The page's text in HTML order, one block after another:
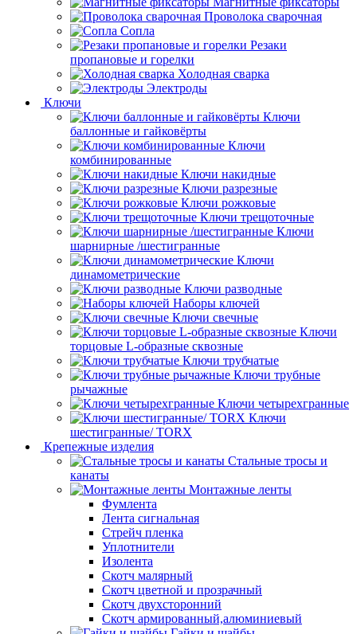
Проволока сварочная
Сопла
Резаки
пропановые и горелки
Холодная сварка
Электроды
Ключи
Ключи
баллонные и гайковёрты
Ключи
комбинированные
Ключи накидные
Ключи разрезные
Ключи рожковые
Ключи трещоточные
Ключи
шарнирные /шестигранные
Ключи
динамометрические
Ключи разводные
Наборы ключей
Ключи свечные
Ключи
торцовые L-образные сквозные
Ключи трубчатые
Ключи трубные
рычажные
Ключи четырехгранные
Ключи
шестигранные/ TORX
Крепежные изделия
Стальные тросы и
канаты
Монтажные ленты
Фумлента
Лента сигнальная
Стрейч пленка
Уплотнители
Изолента
Скотч малярный
Скотч цветной и прозрачный
Скотч двухсторонний
Скотч армированный,алюминиевый